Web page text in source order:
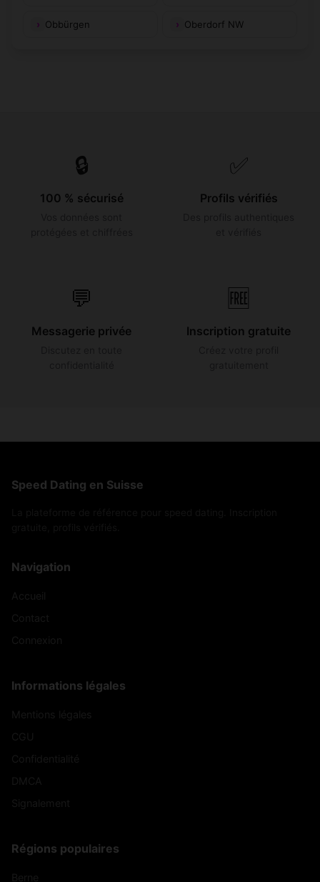
Obbürgen Oberdorf NW
🔒
100 % sécurisé
✅
Profils vérifiés
💬
Messagerie privée
🆓
Inscription gratuite
Speed Dating en Suisse
Navigation
Informations légales
Régions populaires